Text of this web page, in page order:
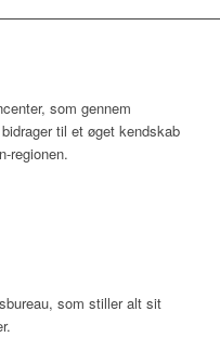
som gennem
til et øget kendskab
regionen.
som stiller alt sit